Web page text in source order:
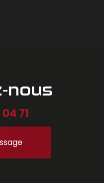
nous
71